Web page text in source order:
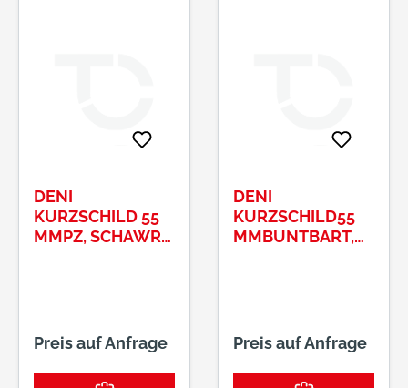
DENI
KURZSCHILD 55
MMPZ, SCHAWRZ
Preis auf Anfrage
DENI
KURZSCHILD55
MMBUNTBART,
Preis auf Anfrage